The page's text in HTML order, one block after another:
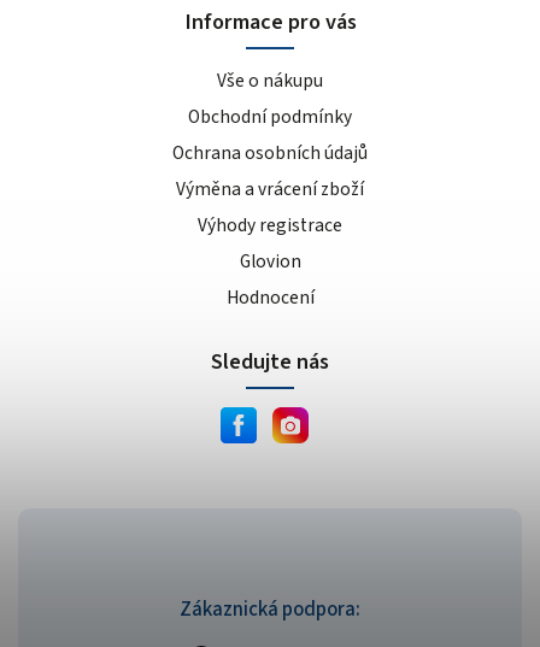
Zákaznická podpora:
Informace pro vás
Vše o nákupu
Obchodní podmínky
Ochrana osobních údajů
Výměna a vrácení zboží
Výhody registrace
Glovion
Hodnocení
Sledujte nás